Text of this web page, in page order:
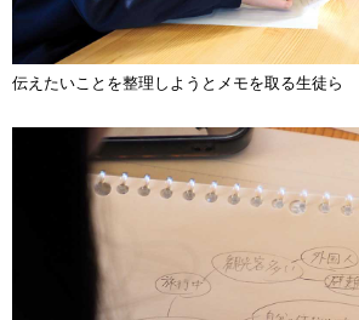
伝えたいことを整理しようとメモを取る生徒ら